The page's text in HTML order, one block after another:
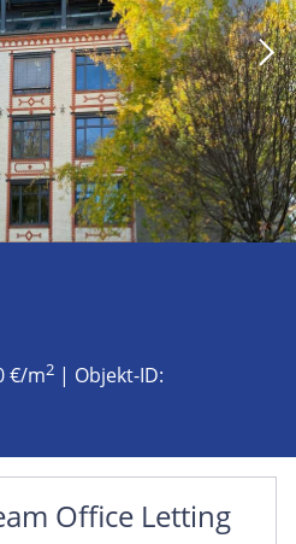
€/m2 | Objekt-ID:
Office Letting